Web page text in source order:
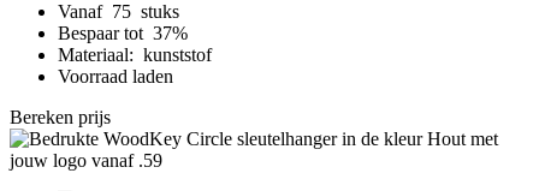
Vanaf 75 stuks
Bespaar tot 37%
Materiaal: kunststof
Voorraad laden
Bereken prijs